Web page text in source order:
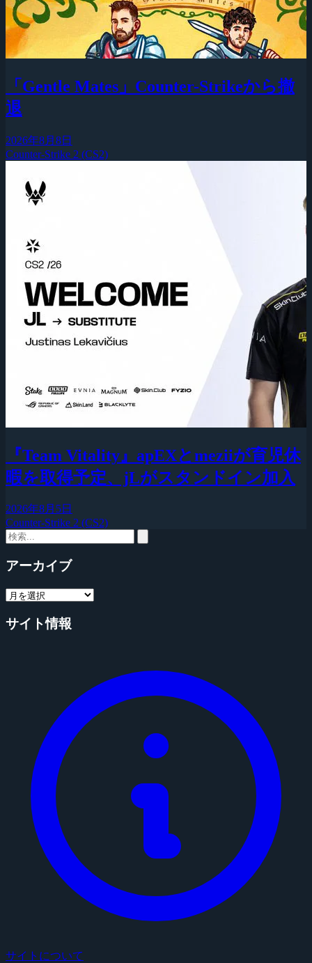
「Gentle Mates」Counter-Strikeから撤
退
2026年8月8日
Counter-Strike 2 (CS2)
『Team Vitality』apEXとmeziiが育児休
暇を取得予定、jLがスタンドイン加入
2026年8月5日
Counter-Strike 2 (CS2)
アーカイブ
サイト情報
サイトについて